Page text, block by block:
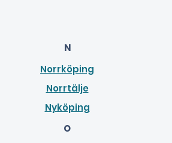
N
Norrköping
Norrtälje
Nyköping
O